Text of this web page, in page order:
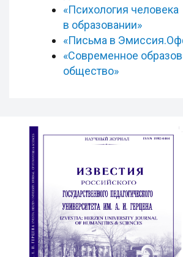
«Психология человека
в образовании»
«Письма в
«Современное
общество»